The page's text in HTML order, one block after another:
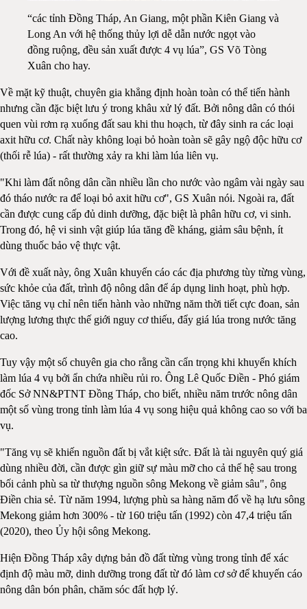
“các tỉnh Đồng Tháp, An Giang, một phần Kiên Giang và
Long An với hệ thống thủy lợi dễ dẫn nước ngọt vào
đồng ruộng, đều sản xuất được 4 vụ lúa”, GS Võ Tòng
Xuân cho hay.
Về mặt kỹ thuật, chuyên gia khẳng định hoàn toàn có thể tiến hành
nhưng cần đặc biệt lưu ý trong khâu xử lý đất. Bởi nông dân có thói
quen vùi rơm rạ xuống đất sau khi thu hoạch, từ đây sinh ra các loại
axit hữu cơ. Chất này không loại bỏ hoàn toàn sẽ gây ngộ độc hữu cơ
(thối rễ lúa) - rất thường xảy ra khi làm lúa liên vụ.
"Khi làm đất nông dân cần nhiều lần cho nước vào ngâm vài ngày sau
đó tháo nước ra để loại bỏ axit hữu cơ", GS Xuân nói. Ngoài ra, đất
cần được cung cấp đủ dinh dưỡng, đặc biệt là phân hữu cơ, vi sinh.
Trong đó, hệ vi sinh vật giúp lúa tăng đề kháng, giảm sâu bệnh, ít
dùng thuốc bảo vệ thực vật.
Với đề xuất này, ông Xuân khuyến cáo các địa phương tùy từng vùng,
sức khỏe của đất, trình độ nông dân để áp dụng linh hoạt, phù hợp.
Việc tăng vụ chỉ nên tiến hành vào những năm thời tiết cực đoan, sản
lượng lương thực thế giới nguy cơ thiếu, đẩy giá lúa trong nước tăng
cao.
Tuy vậy một số chuyên gia cho rằng cần cẩn trọng khi khuyến khích
làm lúa 4 vụ bởi ẩn chứa nhiều rủi ro. Ông Lê Quốc Điền - Phó giám
đốc Sở NN&PTNT Đồng Tháp, cho biết, nhiều năm trước nông dân
một số vùng trong tỉnh làm lúa 4 vụ song hiệu quả không cao so với ba
vụ.
"Tăng vụ sẽ khiến nguồn đất bị vắt kiệt sức. Đất là tài nguyên quý giá
dùng nhiều đời, cần được gìn giữ sự màu mỡ cho cả thế hệ sau trong
bối cảnh phù sa từ thượng nguồn sông Mekong về giảm sâu", ông
Điền chia sẻ. Từ năm 1994, lượng phù sa hàng năm đổ về hạ lưu sông
Mekong giảm hơn 300% - từ 160 triệu tấn (1992) còn 47,4 triệu tấn
(2020), theo Ủy hội sông Mekong.
Hiện Đồng Tháp xây dựng bản đồ đất từng vùng trong tỉnh để xác
định độ màu mỡ, dinh dưỡng trong đất từ đó làm cơ sở để khuyến cáo
nông dân bón phân, chăm sóc đất hợp lý.